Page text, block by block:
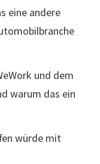
eine andere
und dem
warum das ein
würde mit